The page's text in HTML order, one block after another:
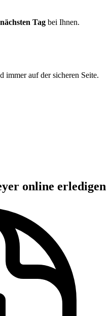
nächsten Tag bei Ihnen.
auf der sicheren Seite.
online erledigen